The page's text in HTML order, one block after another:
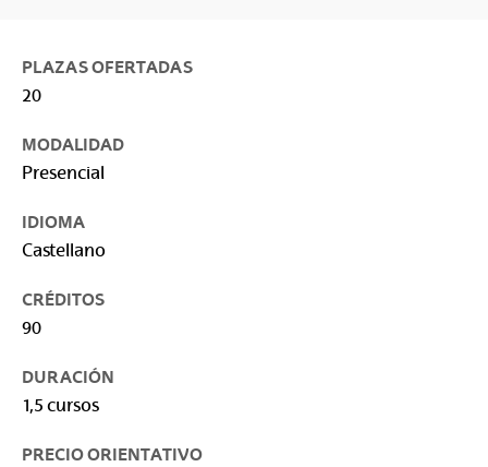
PLAZAS OFERTADAS
20
MODALIDAD
Presencial
IDIOMA
Castellano
CRÉDITOS
90
DURACIÓN
1,5 cursos
PRECIO ORIENTATIVO